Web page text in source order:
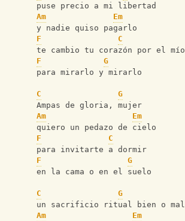
puse precio a mi libertad
Am
Em
y nadie quiso pagarlo
F
C
te cambio tu corazón por el mío
F
G
para mirarlo y mirarlo
C
G
Ampas de gloria, mujer
Am
Em
quiero un pedazo de cielo
F
C
para invitarte a dormir
F
G
en la cama o en el suelo
C
G
un sacrificio ritual bien o mal
Am
Em